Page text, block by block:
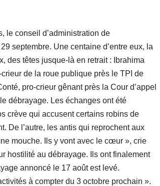
le conseil d’administration de
septembre. Une centaine d’entre eux, la
des têtes jusque-là en retrait : Ibrahima
de la roue publique près le TPI de
pro-crieur gênant près la Cour d’appel
débrayage. Les échanges ont été
crève qui accusent certains robins de
De l’autre, les antis qui reprochent aux
mouche. Ils y vont avec le cœur », crie
hostilité au débrayage. Ils ont finalement
annoncé le 17 août est levé.
à compter du 3 octobre prochain ».